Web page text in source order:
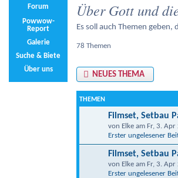
Forum
Powwow-
Report
Galerie
Suche & Biete
Über uns
Über Gott und
Es soll auch Themen
78 Themen
NEUES THEMA
THEMEN
Filmset, Setbau
von Elke am Fr, 3.
Erster ungelesener
Filmset, Setbau
von Elke am Fr, 3.
Erster ungelesener